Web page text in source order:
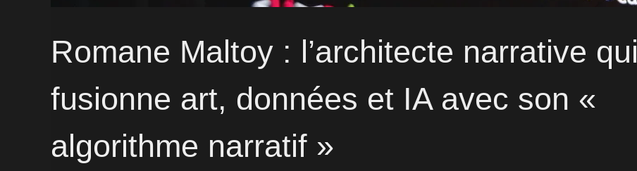
Romane Maltoy : l’architecte narrative qui
fusionne art, données et IA avec son «
algorithme narratif »